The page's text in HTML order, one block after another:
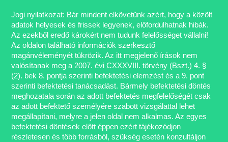
Jogi nyilatkozat: Bár mindent elkövetünk azért, hogy a közölt
adatok helyesek és frissek legyenek, előfordulhatnak hibák.
Az ezekből eredő károkért nem tudunk felelősséget vállalni!
Az oldalon található információk szerkesztő
magánvéleményét tükrözik. Az itt megjelenő írások nem
valósítanak meg a 2007. évi CXXXVIII. törvény (Bszt.) 4. §
(2). bek 8. pontja szerinti befektetési elemzést és a 9. pont
szerinti befektetési tanácsadást. Bármely befektetési döntés
meghozatala során az adott befektetés megfelelőségét csak
az adott befektető személyére szabott vizsgálattal lehet
megállapítani, melyre a jelen oldal nem alkalmas. Az egyes
befektetési döntések előtt éppen ezért tájékozódjon
részletesen és több forrásból, szükség esetén konzultáljon